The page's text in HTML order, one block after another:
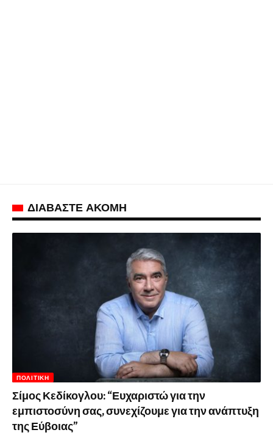
ΔΙΑΒΑΣΤΕ ΑΚΟΜΗ
ΠΟΛΙΤΙΚΉ
Σίμος Κεδίκογλου: “Ευχαριστώ για την
εμπιστοσύνη σας, συνεχίζουμε για την ανάπτυξη
της Εύβοιας”